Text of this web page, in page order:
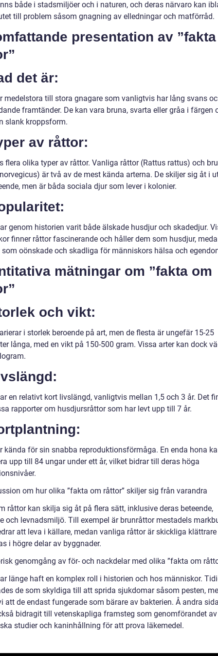
både i stadsmiljöer och i naturen, och deras närvaro kan
till problem såsom gnagning av elledningar och matförråd.
presentation av
det är:
medelstora till stora gnagare som vanligtvis har lång svans
framtänder. De kan vara bruna, svarta eller gråa i färgen
slank kroppsform.
av råttor:
flera olika typer av råttor. Vanliga råttor (Rattus rattus) och
är två av de mest kända arterna. De skiljer sig åt i
men är båda sociala djur som lever i kolonier.
genom historien varit både älskade husdjur och skadedjur.
finner råttor fascinerande och håller dem som husdjur,
som oönskade och skadliga för människors hälsa och
mätningar om ”fakta om
och vikt:
i storlek beroende på art, men de flesta är ungefär 15-25
långa, med en vikt på 150-500 gram. Vissa arter kan dock
en relativt kort livslängd, vanligtvis mellan 1,5 och 3 år. Det
rapporter om husdjursråttor som har levt upp till 7 år.
kända för sin snabba reproduktionsförmåga. En enda hona
upp till 84 ungar under ett år, vilket bidrar till deras höga
om hur olika ”fakta om råttor” skiljer sig från varandra
råttor kan skilja sig åt på flera sätt, inklusive deras beteende,
och levnadsmiljö. Till exempel är brunråttor mestadels
att leva i källare, medan vanliga råttor är skickliga
i högre delar av byggnader.
genomgång av för- och nackdelar med olika ”fakta om
länge haft en komplex roll i historien och hos människor.
de som skyldiga till att sprida sjukdomar såsom pesten,
att de endast fungerade som bärare av bakterien. Å andra
bidragit till vetenskapliga framsteg som genomförandet av
studier och kaninhållning för att prova läkemedel.